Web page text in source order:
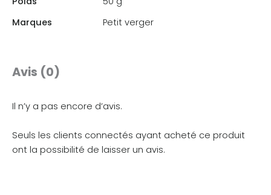
Marques
Petit verger
Avis (0)
Il n’y a pas encore d’avis.
Seuls les clients connectés ayant acheté ce produit
ont la possibilité de laisser un avis.